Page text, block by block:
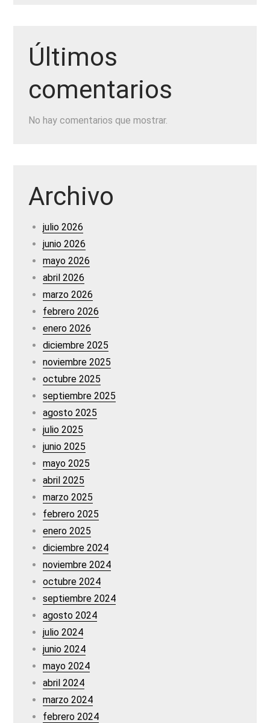
Últimos
comentarios
No hay comentarios que mostrar.
Archivo
julio 2026
junio 2026
mayo 2026
abril 2026
marzo 2026
febrero 2026
enero 2026
diciembre 2025
noviembre 2025
octubre 2025
septiembre 2025
agosto 2025
julio 2025
junio 2025
mayo 2025
abril 2025
marzo 2025
febrero 2025
enero 2025
diciembre 2024
noviembre 2024
octubre 2024
septiembre 2024
agosto 2024
julio 2024
junio 2024
mayo 2024
abril 2024
marzo 2024
febrero 2024